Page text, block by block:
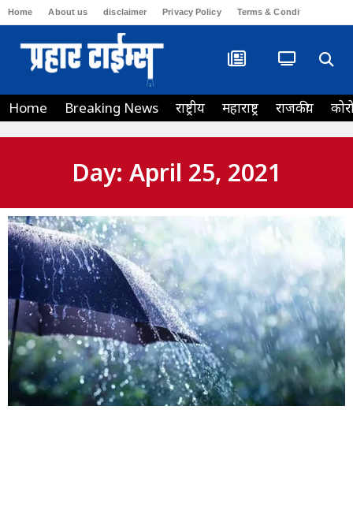
Home About us disclaimer Privacy Policy Terms & Conditions
Home Breaking News राष्ट्रीय महाराष्ट्र राजकीय
Day: April 25, 2021